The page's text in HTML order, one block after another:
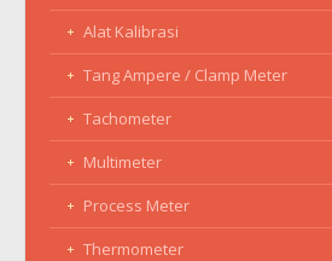
Alat Kalibrasi
Tang Ampere / Clamp Meter
Tachometer
Multimeter
Process Meter
Thermometer